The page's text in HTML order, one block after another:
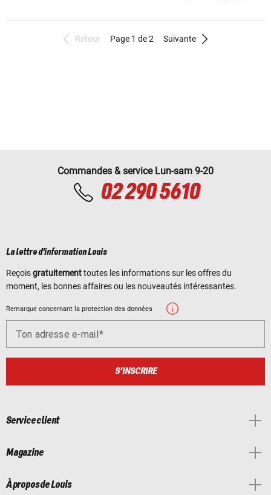
Retour Page 1 de 2 Suivante
Commandes & service Lun-sam 9-20
02 290 5610
La lettre d'information Louis
Reçoisgratuitementtoutes les informations sur les offres du
moment, les bonnes affaires ou les nouveautés intéressantes.
Remarque concernant la protection des données
Ton adresse e-mail
S'INSCRIRE
Service client
Magazine
À propos de Louis